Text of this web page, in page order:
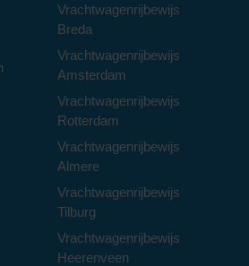
Vrachtwagenrijbewijs
Breda
Vrachtwagenrijbewijs
Amsterdam
Vrachtwagenrijbewijs
Rotterdam
Vrachtwagenrijbewijs
Almere
Vrachtwagenrijbewijs
Tilburg
Vrachtwagenrijbewijs
Heerenveen